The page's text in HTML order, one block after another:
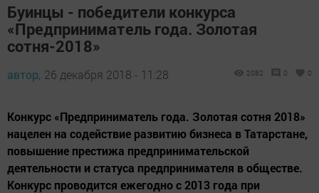
Буинцы - победители конкурса
«Предприниматель года. Золотая
сотня-2018»
автор, 26 декабря 2018 - 11:28 2082 0 0
Конкурс «Предприниматель года. Золотая сотня 2018»
нацелен на содействие развитию бизнеса в Татарстане,
повышение престижа предпринимательской
деятельности и статуса предпринимателя в обществе.
Конкурс проводится ежегодно с 2013 года при